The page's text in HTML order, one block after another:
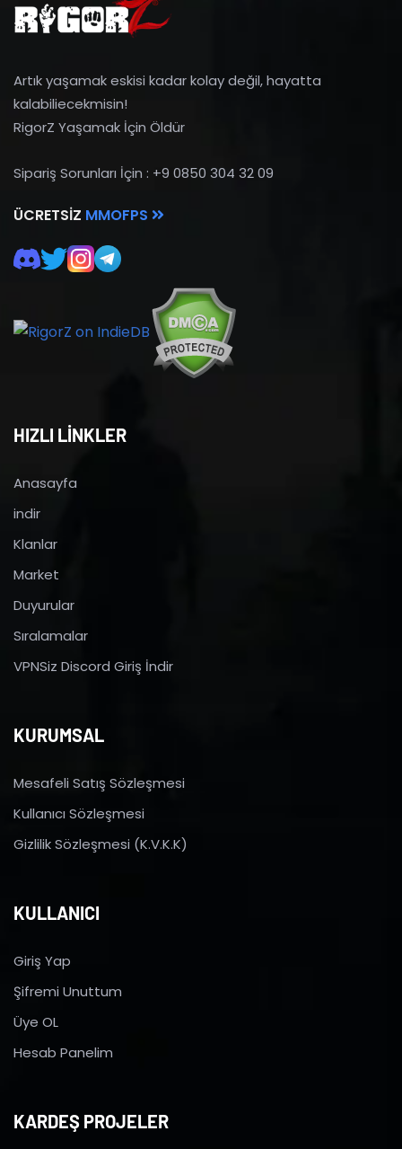
Artık yaşamak eskisi kadar kolay değil, hayatta
kalabiliecekmisin!
RigorZ Yaşamak İçin Öldür
Sipariş Sorunları İçin : +9 0850 304 32 09
ÜCRETSIZ MMOFPS
HIZLI LİNKLER
Anasayfa
indir
Klanlar
Market
Duyurular
Sıralamalar
VPNSiz Discord Giriş İndir
KURUMSAL
Mesafeli Satış Sözleşmesi
Kullanıcı Sözleşmesi
Gizlilik Sözleşmesi (K.V.K.K)
KULLANICI
Giriş Yap
Şifremi Unuttum
Üye OL
Hesab Panelim
KARDEŞ PROJELER